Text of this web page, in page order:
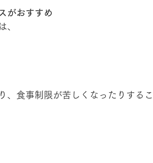
がおすすめ
、
、食事制限が苦しくなったりする